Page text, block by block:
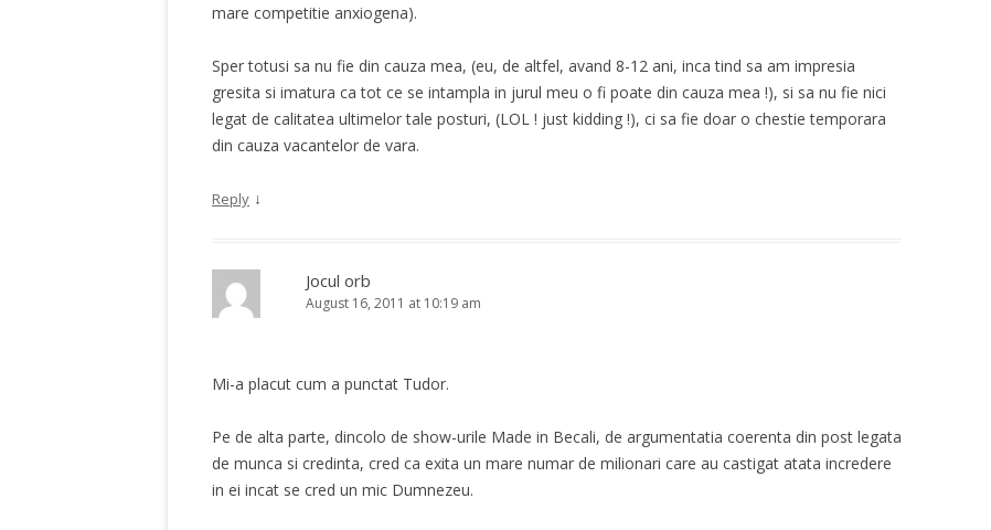
mare competitie anxiogena).
Sper totusi sa nu fie din cauza mea, (eu, de altfel, avand 8-12 ani, inca tind sa am impresia
gresita si imatura ca tot ce se intampla in jurul meu o fi poate din cauza mea !), si sa nu fie nici
legat de calitatea ultimelor tale posturi, (LOL ! just kidding !), ci sa fie doar o chestie temporara
din cauza vacantelor de vara.
Reply ↓
Jocul orb
August 16, 2011 at 10:19 am
Mi-a placut cum a punctat Tudor.
Pe de alta parte, dincolo de show-urile Made in Becali, de argumentatia coerenta din post legata
de munca si credinta, cred ca exita un mare numar de milionari care au castigat atata incredere
in ei incat se cred un mic Dumnezeu.